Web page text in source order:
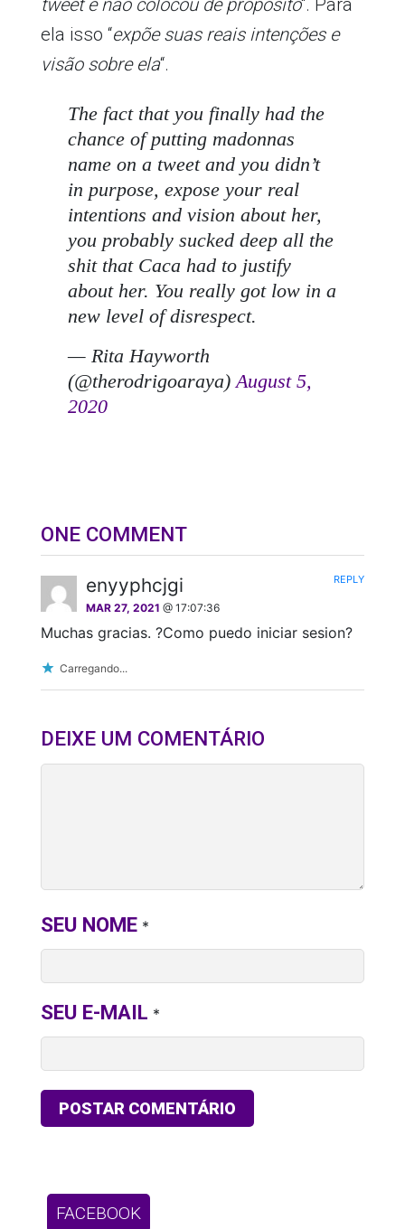
tweet e não colocou de propósito“. Para
ela isso “expõe suas reais intenções e
visão sobre ela“.
The fact that you finally had the
chance of putting madonnas
name on a tweet and you didn’t
in purpose, expose your real
intentions and vision about her,
you probably sucked deep all the
shit that Caca had to justify
about her. You really got low in a
new level of disrespect.
— Rita Hayworth
(@therodrigoaraya)August 5,
2020
ONE COMMENT
enyyphcjgi
MAR 27, 2021 @ 17:07:36
Muchas gracias. ?Como puedo iniciar sesion?
Carregando...
REPLY
DEIXE UM COMENTÁRIO
SEU NOME *
SEU E-MAIL *
FACEBOOK